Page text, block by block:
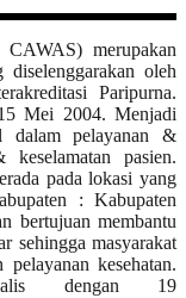
merupakan
oleh
Paripurna.
Mei 2004. Menjadi
dalam pelayanan &
pasien.
pada lokasi yang
: Kabupaten
bertujuan membantu
sehingga masyarakat
kesehatan.
dengan 19